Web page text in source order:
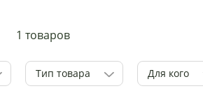
1 товаров
Тип товара Для кого